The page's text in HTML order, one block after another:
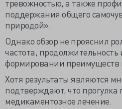
тревожностью, а также
поддержания общего
природой».
Однако обзор не прояснил
частота, продолжительность
формировании преимуществ
Хотя результаты являются
подтверждают, что прогулка
медикаментозное лечение.